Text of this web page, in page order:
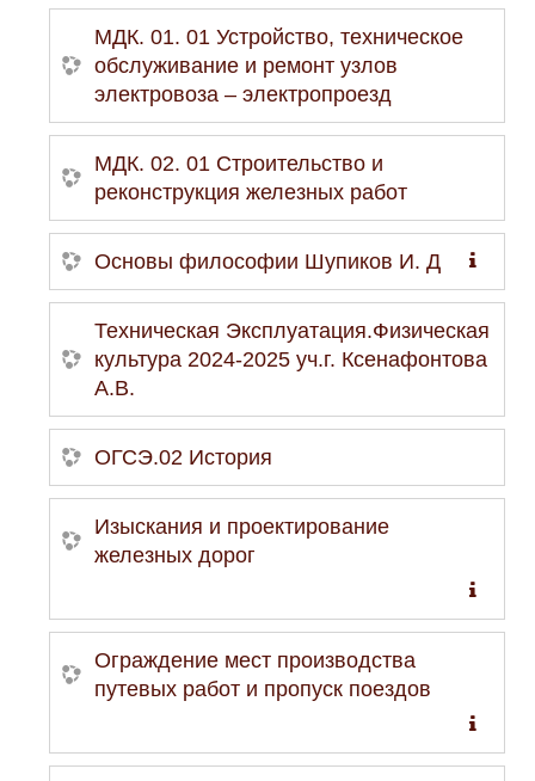
МДК. 01. 01 Устройство, техническое
обслуживание и ремонт узлов
электровоза – электропроезд
МДК. 02. 01 Строительство и
реконструкция железных работ
Основы философии Шупиков И. Д
Техническая Эксплуатация.Физическая
культура 2024-2025 уч.г. Ксенафонтова
А.В.
ОГСЭ.02 История
Изыскания и проектирование
железных дорог
Ограждение мест производства
путевых работ и пропуск поездов